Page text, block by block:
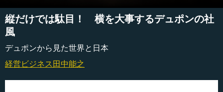
縦だけでは駄目！ 横を大事するデュポンの社
風
デュポンから見た世界と日本
経営ビジネス 田中能之